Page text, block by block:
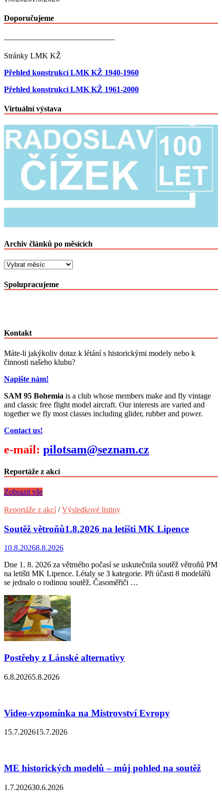
Doporučujeme
——————————————
Stránky LMK KŽ
Přehled konstrukcí LMK KŽ 1940-1960
Přehled konstrukcí LMK KŽ 1961-2000
Virtuální výstava
Archiv článků po měsících
Archiv
po
měsících
Spolupracujeme
Kontakt
Máte-li jakýkoliv dotaz k létání s historickými modely nebo k
činnosti našeho klubu?
Napište nám!
SAM 95 Bohemia is a club whose members make and fly vintage
and classic free flight model aircraft. Our interests are varied and
together we fly most classes including glider, rubber and power.
Contact us!
e-mail: pilotsam@seznam.cz
Reportáže z akcí
Zobrazit vše
Reportáže z akcí/Výsledkové listiny
Soutěž větroňů1.8.2026 na letišti MK Lipence
10.8.20268.8.2026
Dne 1. 8. 2026 za větrného počasí se uskutečnila soutěž větroňů PM
na letišti MK Lipence. Létaly se 3 kategorie. Při účasti 8 modelářů
se jednalo o rodinou soutěž. Časoměřiči …
Postřehy z Lánské alternativy
6.8.20265.8.2026
Video-vzpomínka na Mistrovství Evropy
15.7.202615.7.2026
ME historických modelů – můj pohled na soutěž
1.7.202630.6.2026